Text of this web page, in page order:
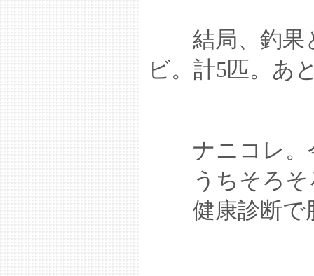
結局、釣果と
ビ。計5匹。あ
ナニコレ。
うちそろそ
健康診断で肝